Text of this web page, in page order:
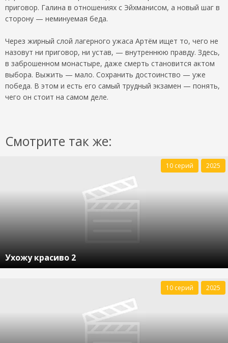
приговор. Галина в отношениях с Эйхманисом, а новый шаг в
сторону — неминуемая беда.
Через жирный слой лагерного ужаса Артём ищет то, чего не
назовут ни приговор, ни устав, — внутреннюю правду. Здесь,
в заброшенном монастыре, даже смерть становится актом
выбора. Выжить — мало. Сохранить достоинство — уже
победа. В этом и есть его самый трудный экзамен — понять,
чего он стоит на самом деле.
Смотрите так же:
Ухожу красиво 2
10 серий 2025
10 серий 2025